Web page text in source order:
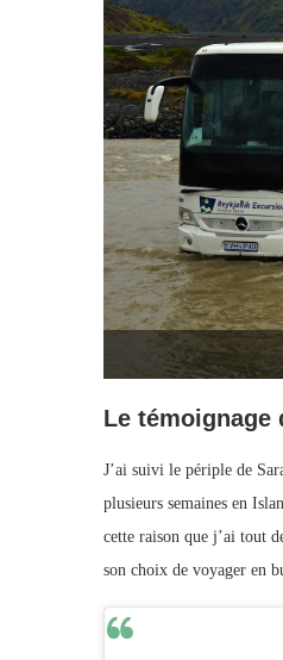
Le témoignage
J’ai suivi le périple de
plusieurs semaines en
cette raison que j’ai tout
son choix de voyager en